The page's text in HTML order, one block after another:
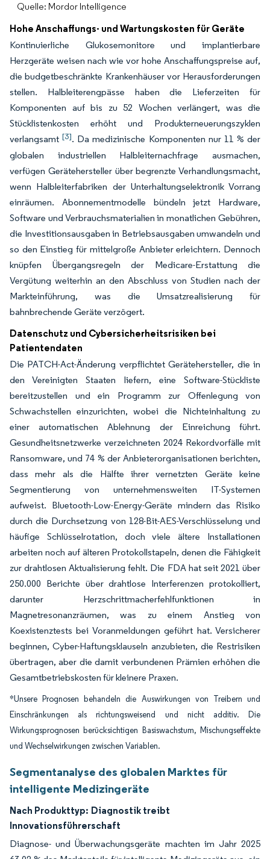
Quelle: Mordor Intelligence
Hohe Anschaffungs- und Wartungskosten für Geräte
Kontinuierliche Glukosemonitore und implantierbare
Herzgeräte weisen nach wie vor hohe Anschaffungspreise auf,
die budgetbeschränkte Krankenhäuser vor Herausforderungen
stellen. Halbleiterengpässe haben die Lieferzeiten für
Komponenten auf bis zu 52 Wochen verlängert, was die
Stücklistenkosten erhöht und Produkterneuerungszyklen
verlangsamt[3]. Da medizinische Komponenten nur 11 % der
globalen industriellen Halbleiternachfrage ausmachen,
verfügen Gerätehersteller über begrenzte Verhandlungsmacht,
wenn Halbleiterfabriken der Unterhaltungselektronik Vorrang
einräumen. Abonnementmodelle bündeln jetzt Hardware,
Software und Verbrauchsmaterialien in monatlichen Gebühren,
die Investitionsausgaben in Betriebsausgaben umwandeln und
so den Einstieg für mittelgroße Anbieter erleichtern. Dennoch
knüpfen Übergangsregeln der Medicare-Erstattung die
Vergütung weiterhin an den Abschluss von Studien nach der
Markteinführung, was die Umsatzrealisierung für
bahnbrechende Geräte verzögert.
Datenschutz und Cybersicherheitsrisiken bei
Patientendaten
Die PATCH-Act-Änderung verpflichtet Gerätehersteller, die in
den Vereinigten Staaten liefern, eine Software-Stückliste
bereitzustellen und ein Programm zur Offenlegung von
Schwachstellen einzurichten, wobei die Nichteinhaltung zu
einer automatischen Ablehnung der Einreichung führt.
Gesundheitsnetzwerke verzeichneten 2024 Rekordvorfälle mit
Ransomware, und 74 % der Anbieterorganisationen berichten,
dass mehr als die Hälfte ihrer vernetzten Geräte keine
Segmentierung von unternehmensweiten IT-Systemen
aufweist. Bluetooth-Low-Energy-Geräte mindern das Risiko
durch die Durchsetzung von 128-Bit-AES-Verschlüsselung und
häufige Schlüsselrotation, doch viele ältere Installationen
arbeiten noch auf älteren Protokollstapeln, denen die Fähigkeit
zur drahtlosen Aktualisierung fehlt. Die FDA hat seit 2021 über
250.000 Berichte über drahtlose Interferenzen protokolliert,
darunter Herzschrittmacherfehlfunktionen in
Magnetresonanzräumen, was zu einem Anstieg von
Koexistenztests bei Voranmeldungen geführt hat. Versicherer
beginnen, Cyber-Haftungsklauseln anzubieten, die Restrisiken
übertragen, aber die damit verbundenen Prämien erhöhen die
Gesamtbetriebskosten für kleinere Praxen.
*Unsere Prognosen behandeln die Auswirkungen von Treibern und
Einschränkungen als richtungsweisend und nicht additiv. Die
Wirkungsprognosen berücksichtigen Basiswachstum, Mischungseffekte
und Wechselwirkungen zwischen Variablen.
Segmentanalyse des globalen Marktes für
intelligente Medizingeräte
Nach Produkttyp: Diagnostik treibt
Innovationsführerschaft
Diagnose- und Überwachungsgeräte machten im Jahr 2025